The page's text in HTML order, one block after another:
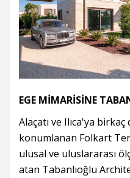
EGE MİMARİSİNE
Alaçatı ve Ilıca'ya
konumlanan Folkart
ulusal ve uluslararası
atan Tabanlıoğlu